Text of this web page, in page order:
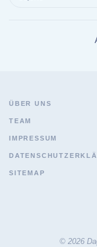
ÜBER UNS
TEAM
IMPRESSUM
SITEMAP
© 2026